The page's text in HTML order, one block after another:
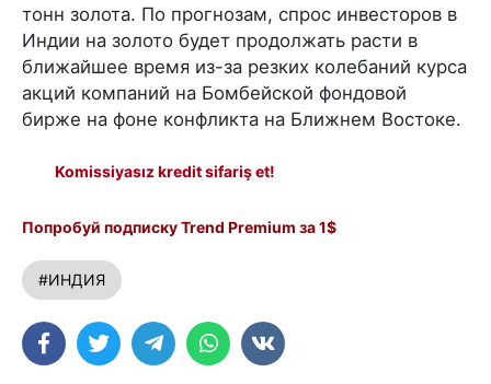
тонн золота. По прогнозам, спрос инвесторов в
Индии на золото будет продолжать расти в
ближайшее время из-за резких колебаний курса
акций компаний на Бомбейской фондовой
бирже на фоне конфликта на Ближнем Востоке.
Komissiyasız kredit sifariş et!
Попробуй подписку Trend Premium за 1$
#ИНДИЯ